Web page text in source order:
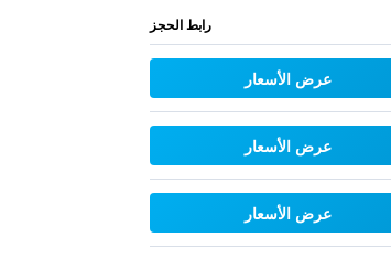
رابط الحجز
عرض الأسعار
عرض الأسعار
عرض الأسعار